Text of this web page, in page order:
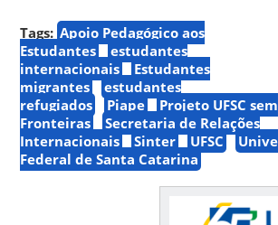
Tags: Apoio Pedagógico aos
Estudantes
estudantes
internacionais
Estudantes
migrantes
estudantes
refugiados
Piape
Projeto UFSC sem
Fronteiras
Secretaria de Relações
Internacionais
Sinter UFSC
Federal de Santa Catarina